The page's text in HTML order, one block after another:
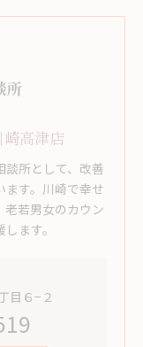
高津店
談所として、改善
ます。川崎で幸せ
老若男女のカウン
ます。
目６−２